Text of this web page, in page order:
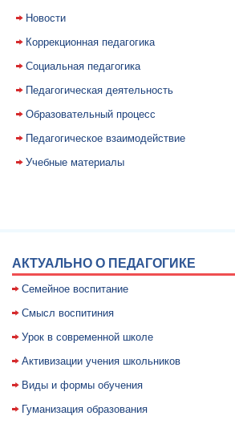
Новости
Коррекционная педагогика
Социальная педагогика
Педагогическая деятельность
Образовательный процесс
Педагогическое взаимодействие
Учебные материалы
АКТУАЛЬНО О ПЕДАГОГИКЕ
Семейное воспитание
Смысл воспитиния
Уpок в совpеменной школе
Активизации учения школьников
Виды и формы обучения
Гуманизация образования